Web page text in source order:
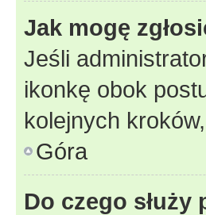
Jak mogę
Jeśli
ikonkę obok
kolejnych
Góra
Do czego